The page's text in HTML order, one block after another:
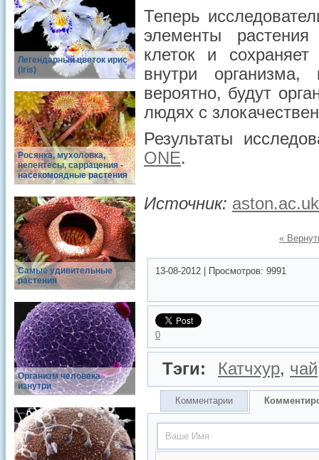
Легендарный цветок ирис
(iris)
Росянка, мухоловка,
непентесы, саррацения -
насекомоядные растения
Самые удивительные
растения
Организм человека
изнутри
Теперь
элементы
клеток и
внутри
вероятно, будут
людях с
Результаты
ONE.
Источник: aston.ac.uk
«
13-08-2012 Просмотров: 9991
0
Тэги: Катчхур, чай
Комментарии